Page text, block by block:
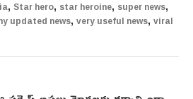
, Star hero, star heroine, super news,
updated news, very useful news, viral